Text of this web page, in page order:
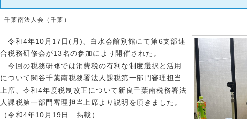
千葉南法人会（千葉）
令和4年10月17日(月)、白水会館別館にて第6支部連
合税務研修会が13名の参加により開催された。
今回の税務研修では消費税の有利な制度選択と活用
について関谷千葉南税務署法人課税第一部門審理担当
上席、令和4年度税制改正について新良千葉南税務署法
人課税第一部門審理担当上席より説明を頂きました。
（令和4年10月19日 掲載）